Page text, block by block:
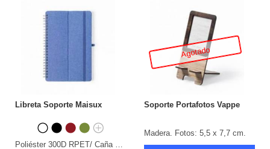
Libreta Soporte Maisux
Agotado
Soporte Portafotos Vappe
Madera. Fotos: 5,5 x 7,7 cm.